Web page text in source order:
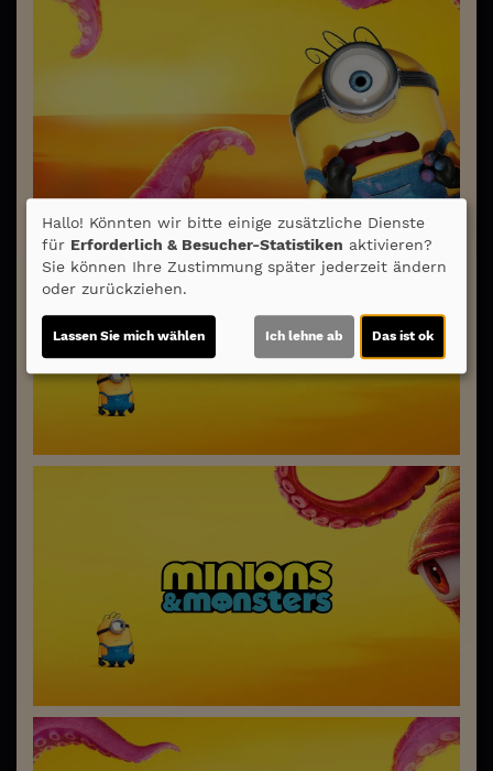
Hallo! Könnten wir bitte einige zusätzliche Dienste
für Erforderlich & Besucher-Statistiken aktivieren?
Sie können Ihre Zustimmung später jederzeit ändern
oder zurückziehen.
Lassen Sie mich wählen Ich lehne ab Das ist ok